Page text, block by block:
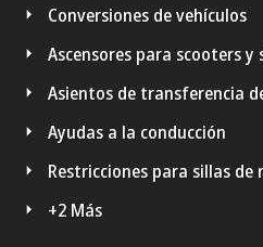
Conversiones de vehículos
Ascensores para scooters y
Asientos de transferencia
Ayudas a la conducción
Restricciones para sillas de
+2 Más